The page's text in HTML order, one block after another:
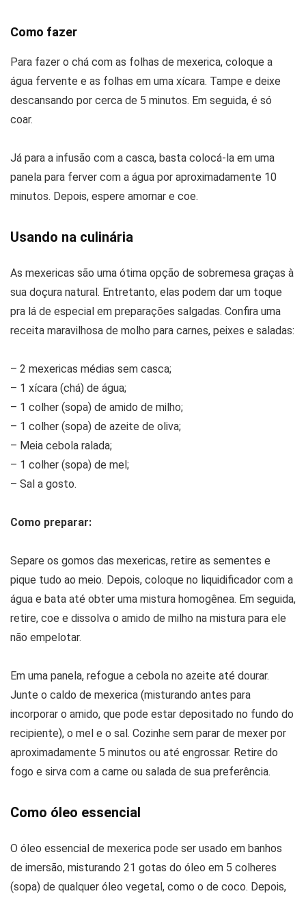
Como fazer
Para fazer o chá com as folhas de mexerica, coloque a
água fervente e as folhas em uma xícara. Tampe e deixe
descansando por cerca de 5 minutos. Em seguida, é só
coar.
Já para a infusão com a casca, basta colocá-la em uma
panela para ferver com a água por aproximadamente 10
minutos. Depois, espere amornar e coe.
Usando na culinária
As mexericas são uma ótima opção de sobremesa graças à
sua doçura natural. Entretanto, elas podem dar um toque
pra lá de especial em preparações salgadas. Confira uma
receita maravilhosa de molho para carnes, peixes e saladas:
– 2 mexericas médias sem casca;
– 1 xícara (chá) de água;
– 1 colher (sopa) de amido de milho;
– 1 colher (sopa) de azeite de oliva;
– Meia cebola ralada;
– 1 colher (sopa) de mel;
– Sal a gosto.
Como preparar:
Separe os gomos das mexericas, retire as sementes e
pique tudo ao meio. Depois, coloque no liquidificador com a
água e bata até obter uma mistura homogênea. Em seguida,
retire, coe e dissolva o amido de milho na mistura para ele
não empelotar.
Em uma panela, refogue a cebola no azeite até dourar.
Junte o caldo de mexerica (misturando antes para
incorporar o amido, que pode estar depositado no fundo do
recipiente), o mel e o sal. Cozinhe sem parar de mexer por
aproximadamente 5 minutos ou até engrossar. Retire do
fogo e sirva com a carne ou salada de sua preferência.
Como óleo essencial
O óleo essencial de mexerica pode ser usado em banhos
de imersão, misturando 21 gotas do óleo em 5 colheres
(sopa) de qualquer óleo vegetal, como o de coco. Depois,